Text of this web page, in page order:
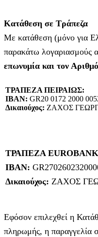
Κατάθεση σε Τράπεζα
Με κατάθεση (μόνο για
παρακάτω λογαριασμούς
επωνυμία και τον
ΤΡΑΠΕΖΑ ΠΕΙΡΑΙΩΣ:
IBAN: GR20 0172 2000
Δικαιούχος: ΖΑΧΟΣ
ΤΡΑΠΕΖΑ
IBAN:
Δικαιούχος: ΖΑΧΟΣ
Εφόσον επιλεχθεί η
πληρωμής, η παραγγελία